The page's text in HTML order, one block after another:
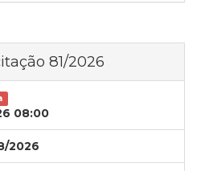
81/2026
08:00
2026